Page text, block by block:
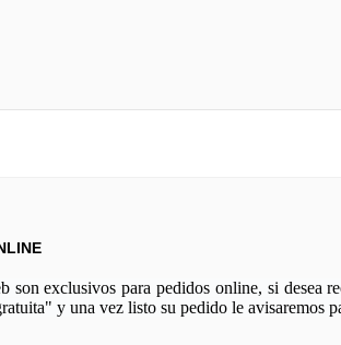
son exclusivos para pedidos online, si desea
y una vez listo su pedido le avisaremos